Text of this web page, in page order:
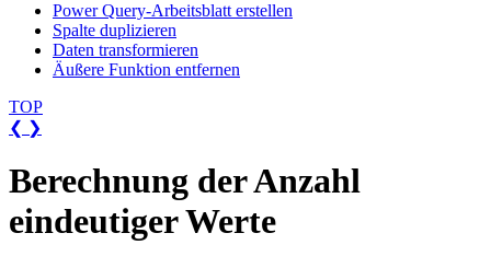
Power Query-Arbeitsblatt erstellen
Spalte duplizieren
Daten transformieren
Äußere Funktion entfernen
TOP
❮ ❯
Berechnung der Anzahl
eindeutiger Werte